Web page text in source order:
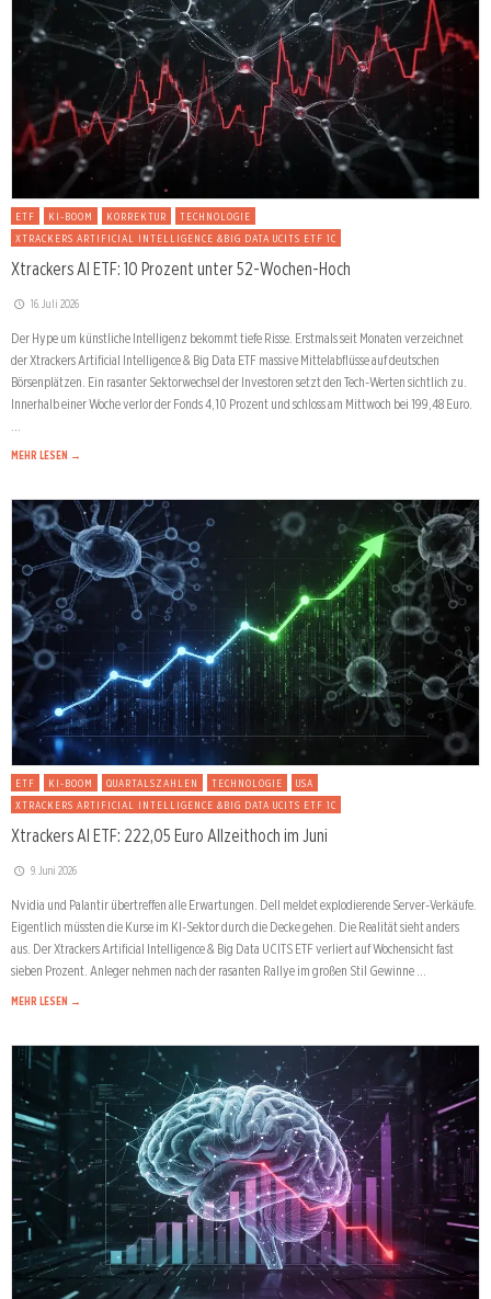
ETF KI-BOOM KORREKTUR
TECHNOLOGIE
XTRACKERS ARTIFICIAL INTELLIGENCE &BIG DATA UCITS ETF 1C
Xtrackers AI ETF: 10 Prozent unter 52-Wochen-Hoch
16. Juli 2026
Der Hype um künstliche Intelligenz bekommt tiefe Risse. Erstmals seit Monaten verzeichnet
der Xtrackers Artificial Intelligence & Big Data ETF massive Mittelabflüsse auf deutschen
Börsenplätzen. Ein rasanter Sektorwechsel der Investoren setzt den Tech-Werten sichtlich zu.
Innerhalb einer Woche verlor der Fonds 4,10 Prozent und schloss am Mittwoch bei 199,48 Euro.
MEHR LESEN →
ETF KI-BOOM QUARTALSZAHLEN TECHNOLOGIE
USA
XTRACKERS ARTIFICIAL INTELLIGENCE &BIG DATA UCITS ETF 1C
Xtrackers AI ETF: 222,05 Euro Allzeithoch im Juni
9. Juni 2026
Nvidia und Palantir übertreffen alle Erwartungen. Dell meldet explodierende Server-Verkäufe.
Eigentlich müssten die Kurse im KI-Sektor durch die Decke gehen. Die Realität sieht anders
aus. Der Xtrackers Artificial Intelligence & Big Data UCITS ETF verliert auf Wochensicht fast
sieben Prozent. Anleger nehmen nach der rasanten Rallye im großen Stil Gewinne …
MEHR LESEN →